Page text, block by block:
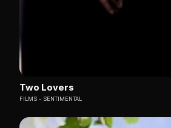
Two Lovers
FILMS SENTIMENTAL